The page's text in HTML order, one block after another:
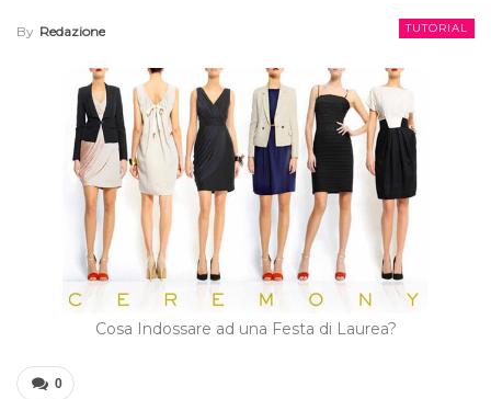
TUTORIAL
By Redazione
Cosa Indossare ad una Festa di Laurea?
0